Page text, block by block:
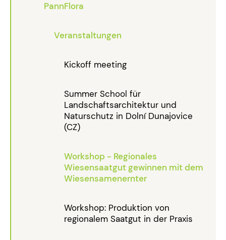
PannFlora
Veranstaltungen
Kickoff meeting
Summer School für
Landschaftsarchitektur und
Naturschutz in Dolní Dunajovice
(CZ)
Workshop - Regionales
Wiesensaatgut gewinnen mit dem
Wiesensamenernter
Workshop: Produktion von
regionalem Saatgut in der Praxis